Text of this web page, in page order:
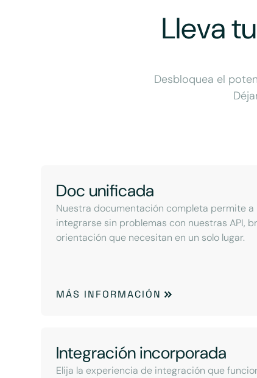
Lleva
Desbloquea el
Doc unificada
Nuestra documentación completa permite a
integrarse sin problemas con nuestras API,
orientación que necesitan en un solo lugar.
MÁS INFORMACIÓN
Integración incorporada
Elija la experiencia de integración que